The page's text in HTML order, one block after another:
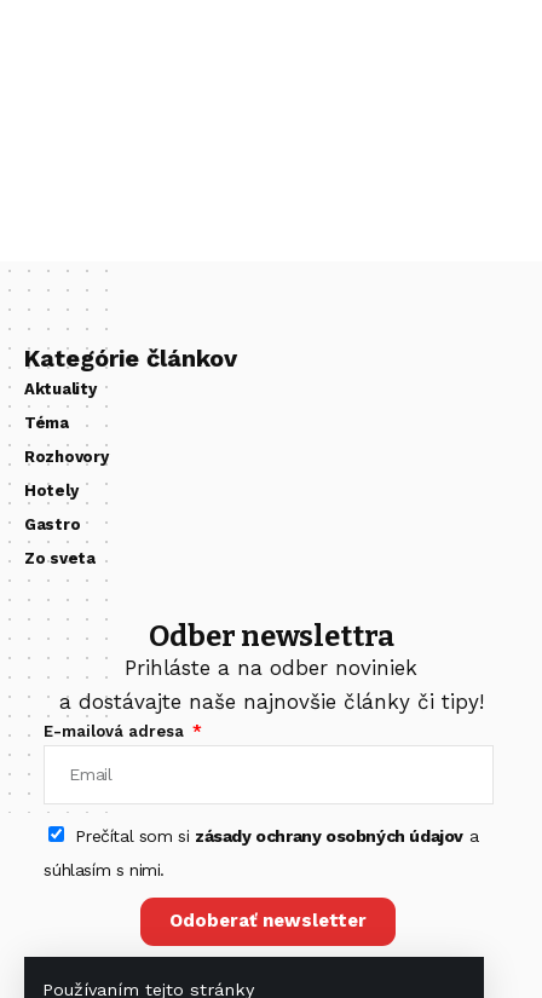
Používaním tejto stránky
Kategórie článkov
Aktuality
Téma
Rozhovory
Hotely
Gastro
Zo sveta
Odber newslettra
Prihláste a na odber noviniek
a dostávajte naše najnovšie články či tipy!
E-mailová adresa
Prečítal som si zásady ochrany osobných údajova
súhlasím s nimi.
Odoberať newsletter